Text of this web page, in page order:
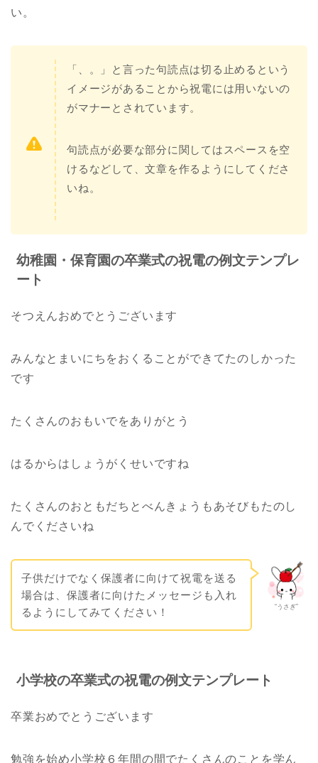
い。
「、。」と言った句読点は切る止めるという
イメージがあることから祝電には用いないの
がマナーとされています。
句読点が必要な部分に関してはスペースを空
けるなどして、文章を作るようにしてくださ
いね。
幼稚園・保育園の卒業式の祝電の例文テンプレ
ート
そつえんおめでとうございます
みんなとまいにちをおくることができてたのしかった
です
たくさんのおもいでをありがとう
はるからはしょうがくせいですね
たくさんのおともだちとべんきょうもあそびもたのし
んでくださいね
“うさぎ”
子供だけでなく保護者に向けて祝電を送る
場合は、保護者に向けたメッセージも入れ
るようにしてみてください！
小学校の卒業式の祝電の例文テンプレート
卒業おめでとうございます
勉強を始め小学校６年間の間でたくさんのことを学ん